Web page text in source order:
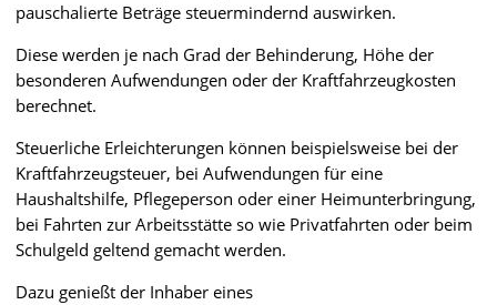
pauschalierte Beträge steuermindernd auswirken.
Diese werden je nach Grad der Behinderung, Höhe der
besonderen Aufwendungen oder der Kraftfahrzeugkosten
berechnet.
Steuerliche Erleichterungen können beispielsweise bei der
Kraftfahrzeugsteuer, bei Aufwendungen für eine
Haushaltshilfe, Pflegeperson oder einer Heimunterbringung,
bei Fahrten zur Arbeitsstätte so wie Privatfahrten oder beim
Schulgeld geltend gemacht werden.
Dazu genießt der Inhaber eines